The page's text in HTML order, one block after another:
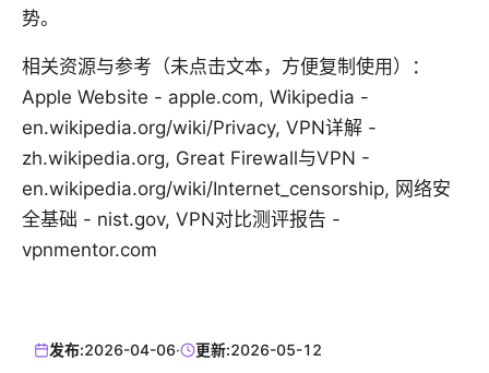
势。
相关资源与参考（未点击文本，方便复制使用）：
Apple Website - apple.com, Wikipedia -
en.wikipedia.org/wiki/Privacy, VPN详解 -
zh.wikipedia.org, Great Firewall与VPN -
en.wikipedia.org/wiki/Internet_censorship, 网络安
全基础 - nist.gov, VPN对比测评报告 -
vpnmentor.com
发布:2026-04-06· 更新:2026-05-12